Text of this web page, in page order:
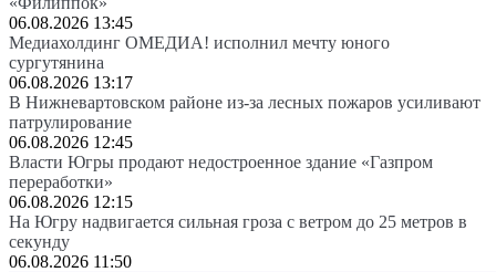
06.08.2026 13:45
Медиахолдинг ОМЕДИА! исполнил мечту юного
сургутянина
06.08.2026 13:17
В Нижневартовском районе из-за лесных пожаров усиливают
патрулирование
06.08.2026 12:45
Власти Югры продают недостроенное здание «Газпром
переработки»
06.08.2026 12:15
На Югру надвигается сильная гроза с ветром до 25 метров в
секунду
06.08.2026 11:50